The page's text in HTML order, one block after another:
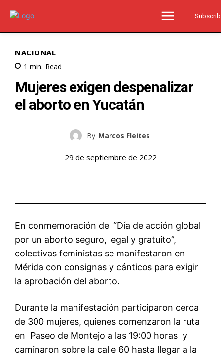
NACIONAL
1 min. Read
Mujeres exigen despenalizar
el aborto en Yucatán
By Marcos Fleites
29 de septiembre de 2022
En conmemoración del “Día de acción global
por un aborto seguro, legal y gratuito”,
colectivas feministas se manifestaron en
Mérida con consignas y cánticos para exigir
la aprobación del aborto.
Durante la manifestación participaron cerca
de 300 mujeres, quienes comenzaron la ruta
en Paseo de Montejo a las 19:00 horas y
caminaron sobre la calle 60 hasta llegar a la